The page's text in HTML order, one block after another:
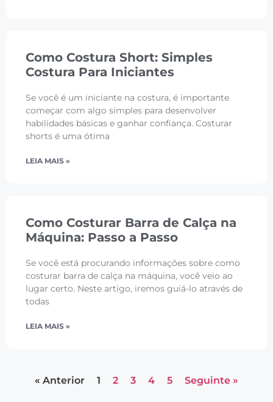
Como Costura Short: Simples
Costura Para Iniciantes
Se você é um iniciante na costura, é importante
começar com algo simples para desenvolver
habilidades básicas e ganhar confiança. Costurar
shorts é uma ótima
LEIA MAIS »
Como Costurar Barra de Calça na
Máquina: Passo a Passo
Se você está procurando informações sobre como
costurar barra de calça na máquina, você veio ao
lugar certo. Neste artigo, iremos guiá-lo através de
todas
LEIA MAIS »
« Anterior 1 2 3 4 5 Seguinte »